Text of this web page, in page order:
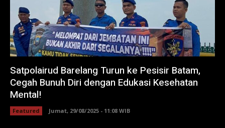
Satpolairud Barelang Turun ke Pesisir Batam,
Cegah Bunuh Diri dengan Edukasi Kesehatan
Mental!
Featured Jumat, 29/08/2025 - 11:08 WIB